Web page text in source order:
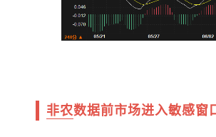
非农数据前市场进入敏感窗